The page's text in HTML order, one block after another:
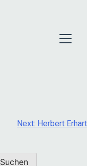
Next: Herbert Erhart
Suchen